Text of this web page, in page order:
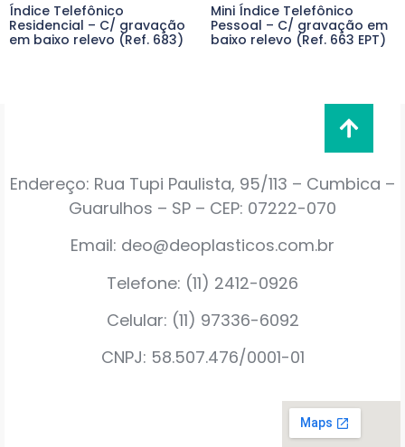
Índice Telefônico
Residencial – C/ gravação
em baixo relevo (Ref. 683)
Mini Índice Telefônico
Pessoal – C/ gravação em
baixo relevo (Ref. 663 EPT)
Endereço: Rua Tupi Paulista, 95/113 – Cumbica –
Guarulhos – SP – CEP: 07222-070
Email: deo@deoplasticos.com.br
Telefone: (11) 2412-0926
Celular: (11) 97336-6092
CNPJ: 58.507.476/0001-01